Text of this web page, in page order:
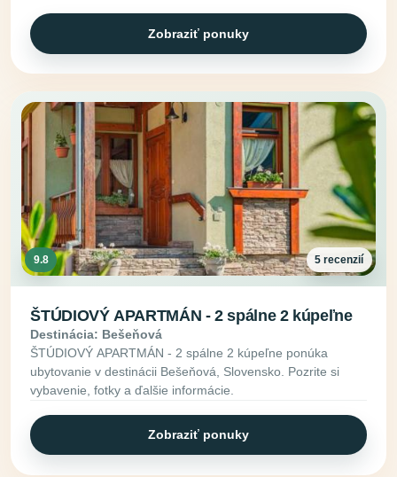
Zobraziť ponuky
9.8 5 recenzií
ŠTÚDIOVÝ APARTMÁN - 2 spálne 2 kúpeľne
Destinácia: Bešeňová
ŠTÚDIOVÝ APARTMÁN - 2 spálne 2 kúpeľne ponúka
ubytovanie v destinácii Bešeňová, Slovensko. Pozrite si
vybavenie, fotky a ďalšie informácie.
Zobraziť ponuky